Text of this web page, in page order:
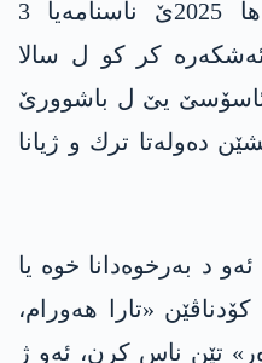
رۆژا یه‌كشه‌می 6 تیرمه‌ها 2025ێ ناسنامه‌یا 3
كر كو ل سالا
چیایێ ئاسۆسێ یێ ل باشوورێ
ده‌وله‌تا ترك و ژیانا
ئه‌و د به‌رخوه‌دانا خوه‌ یا
«تارا هه‌ورام،
تێن ناس كرن، ئه‌و ژ